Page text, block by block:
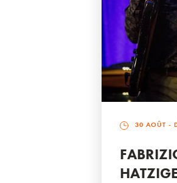
30 AOÛT -